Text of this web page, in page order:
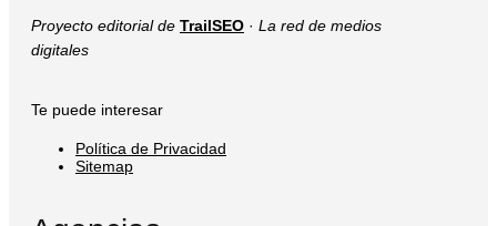
Proyecto editorial de TrailSEO · La red de medios
digitales
Te puede interesar
Política de Privacidad
Sitemap